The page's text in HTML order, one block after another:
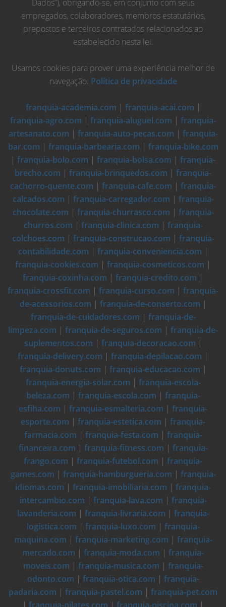
Dados”), obrigando-se, em conjunto com seus
empregados, colaboradores, membros estatutários,
prepostos e terceiros contratados relacionados ao
estabelecido nesta lei.
Usamos cookies para prover uma experiência melhor de
navegação. Política de privacidade
franquia-academia.com | franquia-acai.com |
franquia-agro.com | franquia-aluguel.com | franquia-
artesanato.com | franquia-auto-pecas.com | franquia-
bar.com | franquia-barbearia.com | franquia-bike.com
| franquia-bolo.com | franquia-bolsa.com | franquia-
brecho.com | franquia-brinquedos.com | franquia-
cachorro-quente.com | franquia-cafe.com | franquia-
calcados.com | franquia-carregador.com | franquia-
chocolate.com | franquia-churrasco.com | franquia-
churros.com | franquia-clinica.com | franquia-
colchoes.com | franquia-construcao.com | franquia-
contabilidade.com | franquia-conveniencia.com |
franquia-cookies.com | franquia-cosmeticos.com |
franquia-coxinha.com | franquia-credito.com |
franquia-crossfit.com | franquia-curso.com | franquia-
de-acessorios.com | franquia-de-conserto.com |
franquia-de-cuidadores.com | franquia-de-
limpeza.com | franquia-de-seguros.com | franquia-de-
suplementos.com | franquia-decoracao.com |
franquia-delivery.com | franquia-depilacao.com |
franquia-donuts.com | franquia-educacao.com |
franquia-energia-solar.com | franquia-escola-
beleza.com | franquia-escola.com | franquia-
esfiha.com | franquia-esmalteria.com | franquia-
esporte.com | franquia-estetica.com | franquia-
farmacia.com | franquia-festa.com | franquia-
financeira.com | franquia-fitness.com | franquia-
frango.com | franquia-futebol.com | franquia-
games.com | franquia-hamburgueria.com | franquia-
idiomas.com | franquia-imobiliaria.com | franquia-
intercambio.com | franquia-lava.com | franquia-
lavanderia.com | franquia-livraria.com | franquia-
logistica.com | franquia-luxo.com | franquia-
maquina.com | franquia-marketing.com | franquia-
mercado.com | franquia-moda.com | franquia-
moveis.com | franquia-musica.com | franquia-
odonto.com | franquia-otica.com | franquia-
padaria.com | franquia-pastel.com | franquia-pet.com